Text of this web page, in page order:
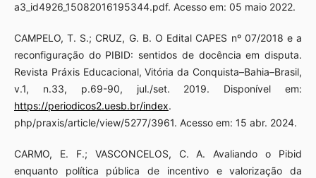
a3_id4926_15082016195344.pdf. Acesso em: 05 maio 2022.
CAMPELO, T. S.; CRUZ, G. B. O Edital CAPES nº 07/2018 e a
reconfiguração do PIBID: sentidos de docência em disputa.
Revista Práxis Educacional, Vitória da Conquista–Bahia–Brasil,
v.1, n.33, p.69-90, jul./set. 2019. Disponível em:
https://periodicos2.uesb.br/index.
php/praxis/article/view/5277/3961. Acesso em: 15 abr. 2024.
CARMO, E. F.; VASCONCELOS, C. A. Avaliando o Pibid
enquanto política pública de incentivo e valorização da